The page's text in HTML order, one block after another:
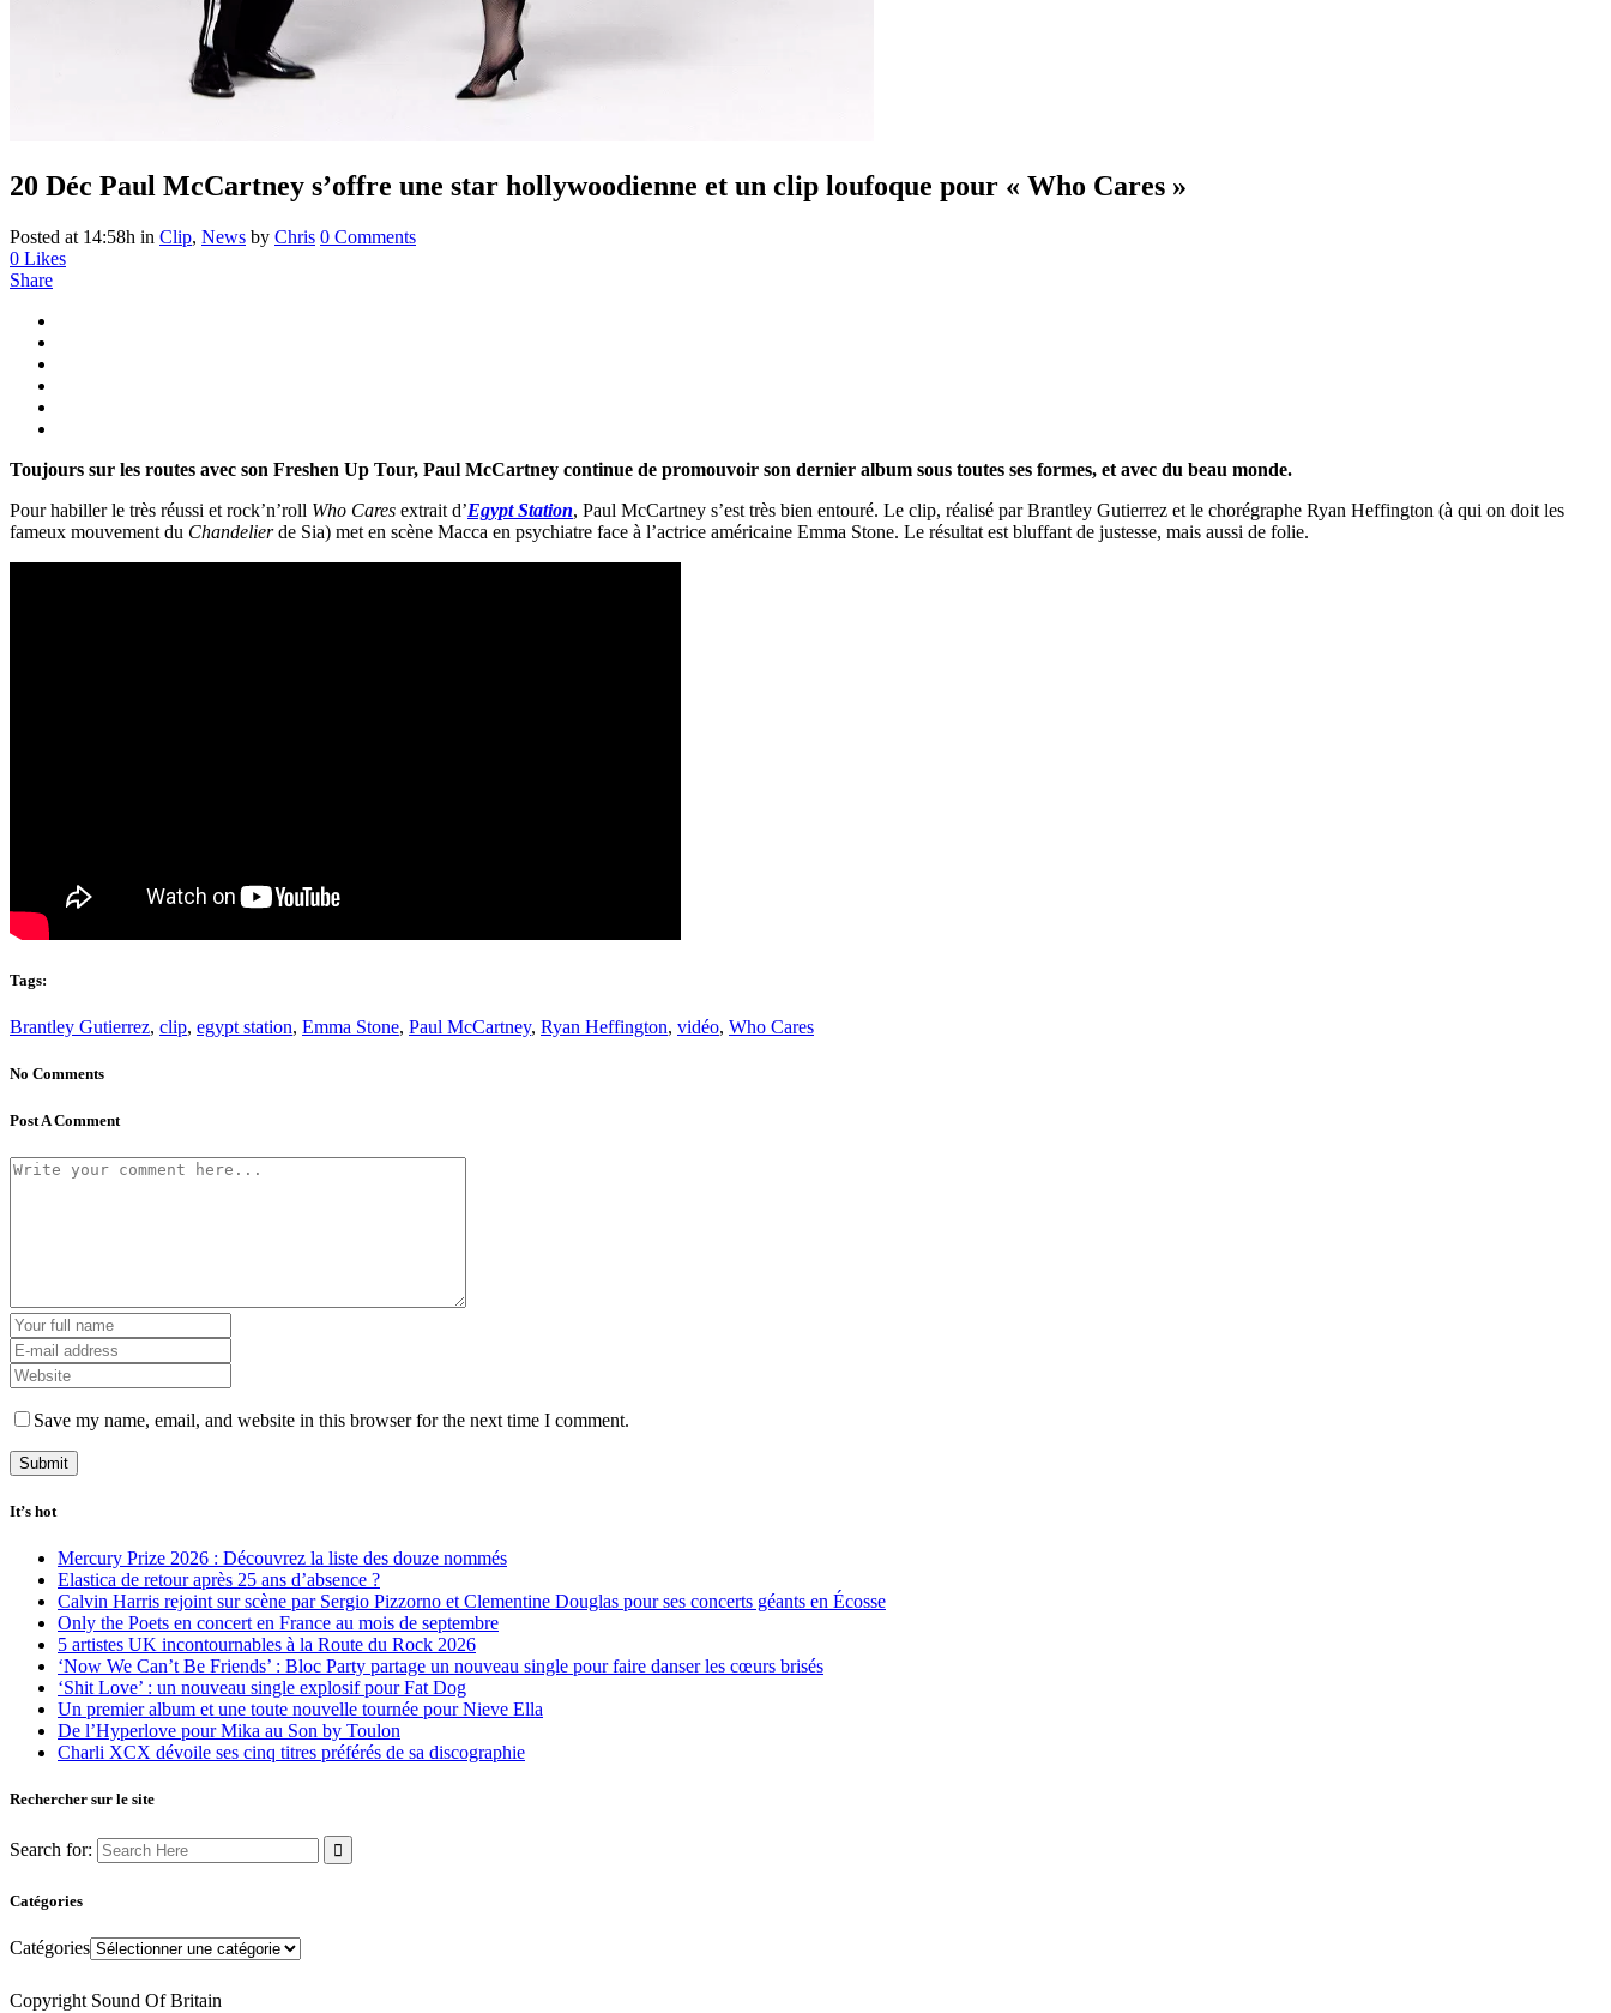
20 Déc Paul McCartney s’offre une star hollywoodienne et un clip loufoque pour « Who Cares »
Posted at 14:58h in Clip, News by Chris 0 Comments
0 Likes
Share
Toujours sur les routes avec son Freshen Up Tour, Paul McCartney continue de promouvoir son dernier album sous toutes ses formes, et avec du beau monde.
Pour habiller le très réussi et rock’n’roll Who Cares extrait d’Egypt Station, Paul McCartney s’est très bien entouré. Le clip, réalisé par Brantley Gutierrez et le chorégraphe Ryan Heffington (à qui on doit les
fameux mouvement du Chandelierde Sia) met en scène Macca en psychiatre face à l’actrice américaine Emma Stone. Le résultat est bluffant de justesse, mais aussi de folie.
Tags:
Brantley Gutierrez, clip, egypt station, Emma Stone, Paul McCartney, Ryan Heffington, vidéo, Who Cares
No Comments
Post A Comment
Save my name, email, and website in this browser for the next time I comment.
It’s hot
Mercury Prize 2026 : Découvrez la liste des douze nommés
Elastica de retour après 25 ans d’absence ?
Calvin Harris rejoint sur scène par Sergio Pizzorno et Clementine Douglas pour ses concerts géants en Écosse
Only the Poets en concert en France au mois de septembre
5 artistes UK incontournables à la Route du Rock 2026
‘Now We Can’t Be Friends’ : Bloc Party partage un nouveau single pour faire danser les cœurs brisés
‘Shit Love’ : un nouveau single explosif pour Fat Dog
Un premier album et une toute nouvelle tournée pour Nieve Ella
De l’Hyperlove pour Mika au Son by Toulon
Charli XCX dévoile ses cinq titres préférés de sa discographie
Rechercher sur le site
Search for:
Catégories
Catégories
Copyright Sound Of Britain